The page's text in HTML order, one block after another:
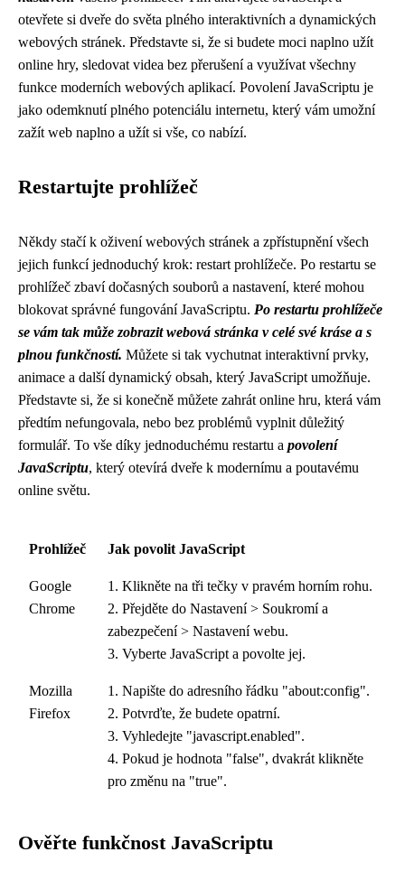
otevřete si dveře do světa plného interaktivních a dynamických
webových stránek. Představte si, že si budete moci naplno užít
online hry, sledovat videa bez přerušení a využívat všechny
funkce moderních webových aplikací. Povolení JavaScriptu je
jako odemknutí plného potenciálu internetu, který vám umožní
zažít web naplno a užít si vše, co nabízí.
Restartujte prohlížeč
Někdy stačí k oživení webových stránek a zpřístupnění všech
jejich funkcí jednoduchý krok: restart prohlížeče. Po restartu se
prohlížeč zbaví dočasných souborů a nastavení, které mohou
blokovat správné fungování JavaScriptu. Po restartu prohlížeče
se vám tak může zobrazit webová stránka v celé své kráse a s
plnou funkčností. Můžete si tak vychutnat interaktivní prvky,
animace a další dynamický obsah, který JavaScript umožňuje.
Představte si, že si konečně můžete zahrát online hru, která vám
předtím nefungovala, nebo bez problémů vyplnit důležitý
formulář. To vše díky jednoduchému restartu a povolení
JavaScriptu, který otevírá dveře k modernímu a poutavému
online světu.
Prohlížeč Jak povolit JavaScript
Google
Chrome
1. Klikněte na tři tečky v pravém horním rohu.
2. Přejděte do Nastavení > Soukromí a
zabezpečení > Nastavení webu.
3. Vyberte JavaScript a povolte jej.
Mozilla
Firefox
1. Napište do adresního řádku "about:config".
2. Potvrďte, že budete opatrní.
3. Vyhledejte "javascript.enabled".
4. Pokud je hodnota "false", dvakrát klikněte
pro změnu na "true".
Ověřte funkčnost JavaScriptu